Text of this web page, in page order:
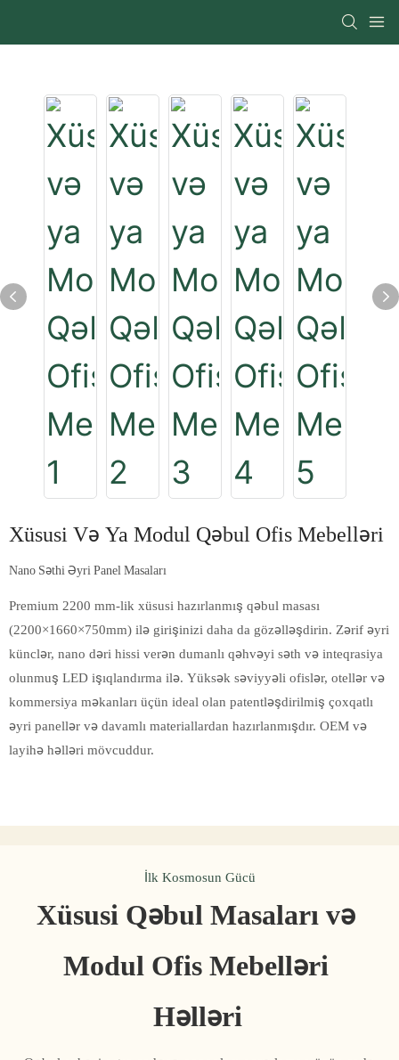
Xüsusi Və Ya Modul Qəbul Ofis Mebelləri
Nano Səthi Əyri Panel Masaları
Premium 2200 mm-lik xüsusi hazırlanmış qəbul masası
(2200×1660×750mm) ilə girişinizi daha da gözəlləşdirin. Zərif əyri
künclər, nano dəri hissi verən dumanlı qəhvəyi səth və inteqrasiya
olunmuş LED işıqlandırma ilə. Yüksək səviyyəli ofislər, otellər və
kommersiya məkanları üçün ideal olan patentləşdirilmiş çoxqatlı
əyri panellər və davamlı materiallardan hazırlanmışdır. OEM və
layihə həlləri mövcuddur.
İlk Kosmosun Gücü
Xüsusi Qəbul Masaları və
Modul Ofis Mebelləri
Həlləri